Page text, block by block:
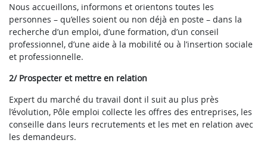
Nous accueillons, informons et orientons toutes les
personnes – qu’elles soient ou non déjà en poste – dans la
recherche d’un emploi, d’une formation, d’un conseil
professionnel, d’une aide à la mobilité ou à l’insertion sociale
et professionnelle.
2/ Prospecter et mettre en relation
Expert du marché du travail dont il suit au plus près
l’évolution, Pôle emploi collecte les offres des entreprises, les
conseille dans leurs recrutements et les met en relation avec
les demandeurs.